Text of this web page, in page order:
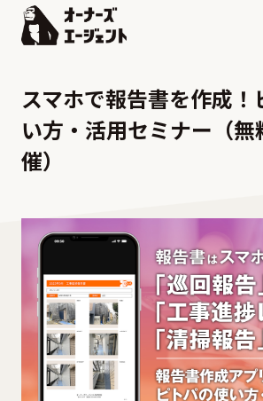
スマホで報告書を作成！
い方・活用セミナー（無
催）